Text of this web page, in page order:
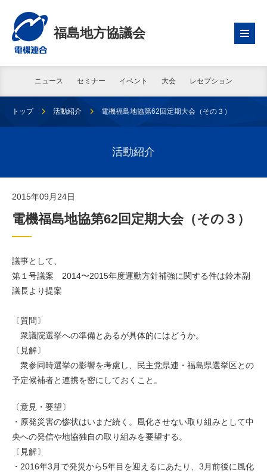
福島地方協議会
ニュース セミナー イベント 大会 レセプション
トップ 活動紹介 電機福島地協第62回定期大会（その３）
活動紹介
2015年09月24日
電機福島地協第62回定期大会（その３）
議事として、
第１号議案 2014〜2015年度運動方針補強に関する件は鈴木副
議長より提案
〔質問〕
衆議院選挙への準備とあるが具体的にはどうか。
〔見解〕
衆参同時選挙の影響を考慮し、民主党県連・福島県選挙区との
予定候補者と連携を密にしておくこと。
〔意見・要望〕
・原発災害の惨状はいまだ続く。風化させない取り組みとして中
央への発信や地協独自の取り組みを要望する。
〔見解〕
・2016年3月で発災から5年目を迎えるにあたり、3月前後に風化